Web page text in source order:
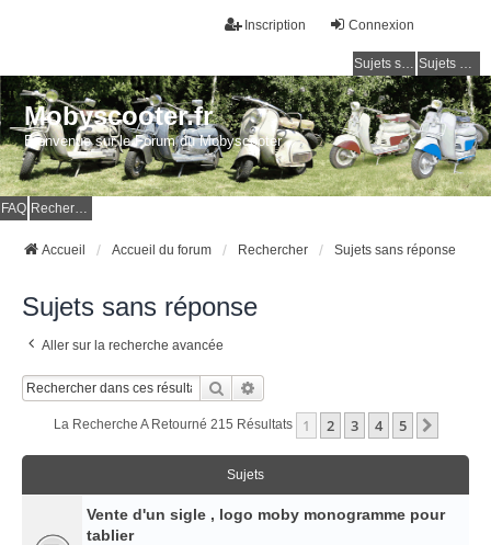
Connexion
Inscription
Sujets sans réponse Sujets actifs
Mobyscooter.fr
Bienvenue sur le Forum du Mobyscooter
FAQ Rechercher
Accueil Accueil du forum Rechercher Sujets sans réponse
Sujets sans réponse
Aller sur la recherche avancée
Rechercher
La Recherche A Retourné 215 Résultats 1 2 3 4 5
Sujets
Vente d'un sigle , logo moby monogramme pour
tablier